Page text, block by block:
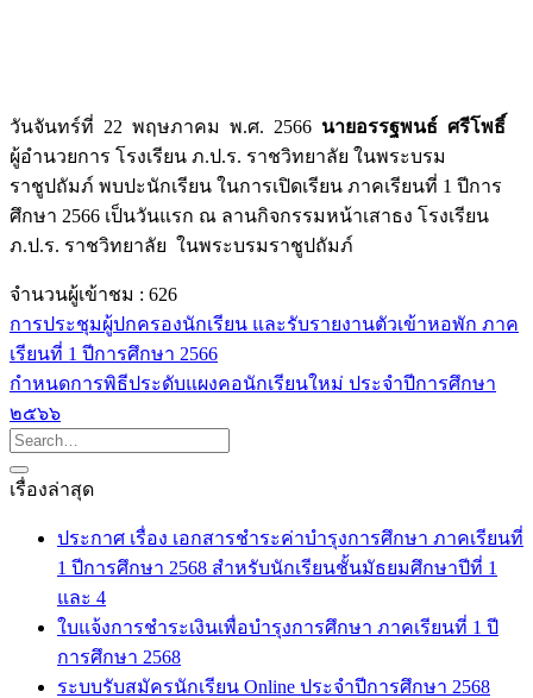
วันจันทร์ที่ 22 พฤษภาคม พ.ศ. 2566 นายอรรฐพนธ์ ศรีโพธิ์
ผู้อำนวยการ โรงเรียน ภ.ป.ร. ราชวิทยาลัย ในพระบรม
ราชูปถัมภ์ พบปะนักเรียน ในการเปิดเรียน ภาคเรียนที่ 1 ปีการ
ศึกษา 2566 เป็นวันแรก ณ ลานกิจกรรมหน้าเสาธง โรงเรียน
ภ.ป.ร. ราชวิทยาลัย ในพระบรมราชูปถัมภ์
จำนวนผู้เข้าชม : 626
การประชุมผู้ปกครองนักเรียน และรับรายงานตัวเข้าหอพัก ภาค
เรียนที่ 1 ปีการศึกษา 2566
กำหนดการพิธีประดับแผงคอนักเรียนใหม่ ประจำปีการศึกษา
๒๕๖๖
เรื่องล่าสุด
ประกาศ เรื่อง เอกสารชำระค่าบำรุงการศึกษา ภาคเรียนที่
1 ปีการศึกษา 2568 สำหรับนักเรียนชั้นมัธยมศึกษาปีที่ 1
และ 4
ใบแจ้งการชำระเงินเพื่อบำรุงการศึกษา ภาคเรียนที่ 1 ปี
การศึกษา 2568
ระบบรับสมัครนักเรียน Online ประจำปีการศึกษา 2568